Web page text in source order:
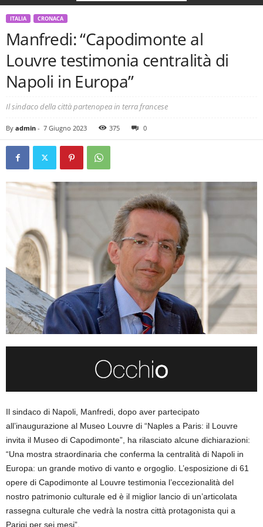
ITALIA CRONACA
Manfredi: “Capodimonte al
Louvre testimonia centralità di
Napoli in Europa”
Il sindaco della città partenopea in terra francese
By admin - 7 Giugno 2023 375 0
Il sindaco di Napoli, Manfredi, dopo aver partecipato
all’inaugurazione al Museo Louvre di “Naples a Paris: il Louvre
invita il Museo di Capodimonte”, ha rilasciato alcune dichiarazioni:
“Una mostra straordinaria che conferma la centralità di Napoli in
Europa: un grande motivo di vanto e orgoglio. L’esposizione di 61
opere di Capodimonte al Louvre testimonia l’eccezionalità del
nostro patrimonio culturale ed è il miglior lancio di un’articolata
rassegna culturale che vedrà la nostra città protagonista qui a
Parigi per sei mesi”.